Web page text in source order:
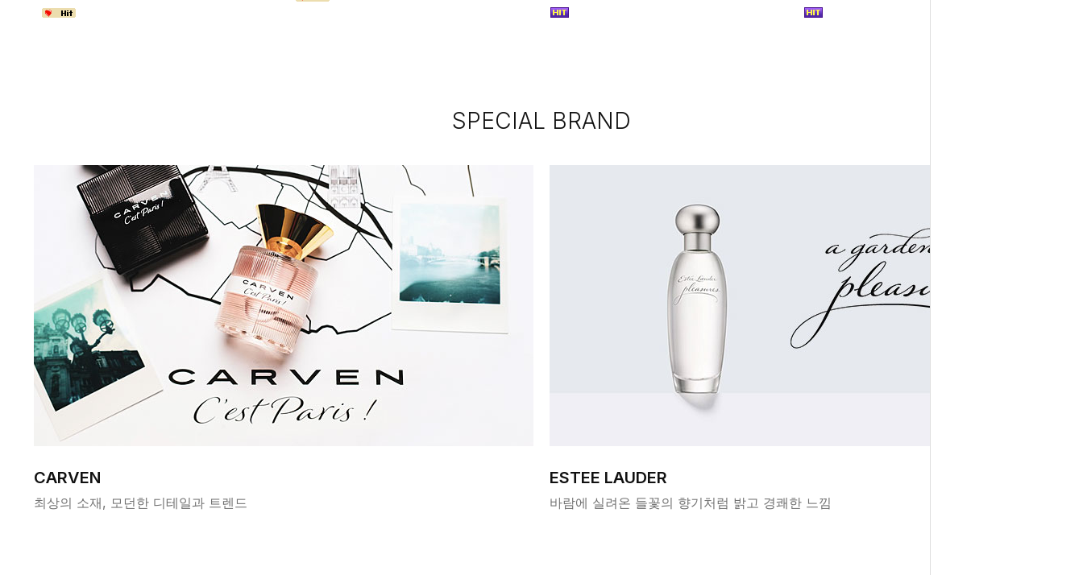
SPECIAL BRAND
CARVEN
최상의 소재, 모던한 디테일과 트렌드
ESTEE LAUDER
바람에 실려온 들꽃의 향기처럼 밝고 경쾌한 느낌